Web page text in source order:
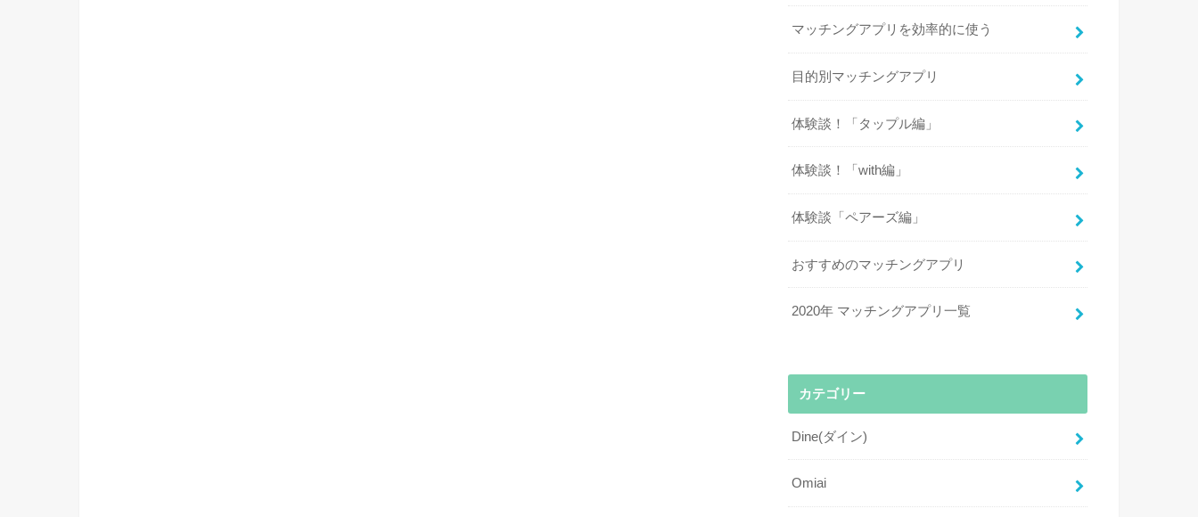
マッチングアプリを効率的に使う
目的別マッチングアプリ
体験談！「タップル編」
体験談！「with編」
体験談「ペアーズ編」
おすすめのマッチングアプリ
2020年 マッチングアプリ一覧
カテゴリー
Dine(ダイン)
Omiai